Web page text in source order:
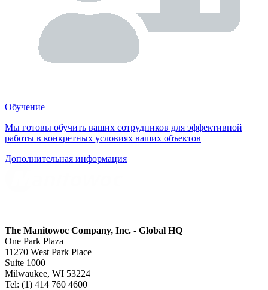
Обучение
Мы готовы обучить ваших сотрудников для эффективной
работы в конкретных условиях ваших объектов
Дополнительная информация
The Manitowoc Company, Inc. - Global HQ
One Park Plaza
11270 West Park Place
Suite 1000
Milwaukee, WI 53224
Tel: (1) 414 760 4600